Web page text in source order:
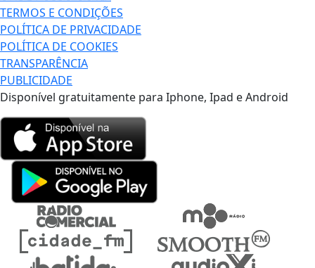
TERMOS E CONDIÇÕES
POLÍTICA DE PRIVACIDADE
POLÍTICA DE COOKIES
TRANSPARÊNCIA
PUBLICIDADE
Disponível gratuitamente para Iphone, Ipad e Android